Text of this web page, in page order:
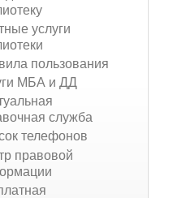
услуги
пользования
МБА и ДД
служба
телефонов
правовой